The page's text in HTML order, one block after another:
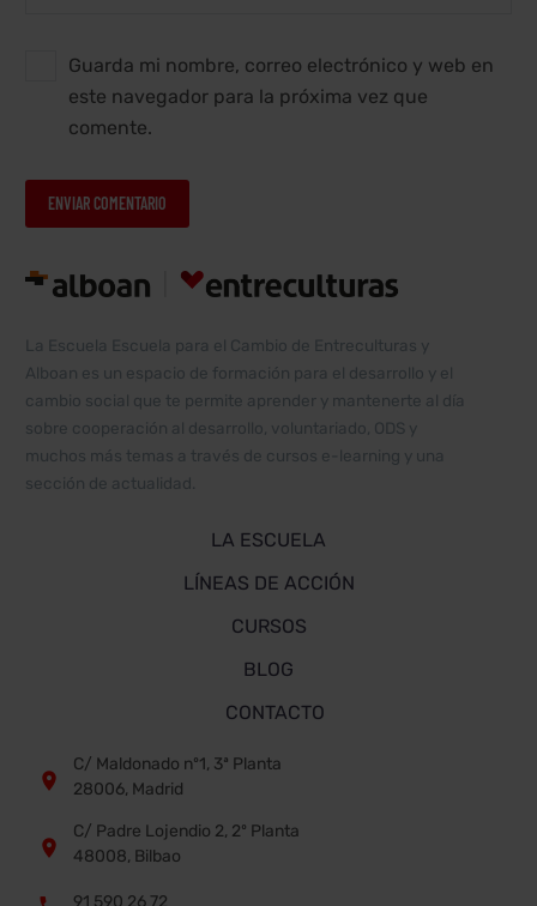
Guarda mi nombre, correo electrónico y web en
este navegador para la próxima vez que
comente.
ENVIAR COMENTARIO
La Escuela Escuela para el Cambio de Entreculturas y
Alboan es un espacio de formación para el desarrollo y el
cambio social que te permite aprender y mantenerte al día
sobre cooperación al desarrollo, voluntariado, ODS y
muchos más temas a través de cursos e-learning y una
sección de actualidad.
LA ESCUELA
LÍNEAS DE ACCIÓN
CURSOS
BLOG
CONTACTO


C/ Maldonado nº1, 3ª Planta
28006, Madrid


C/ Padre Lojendio 2, 2º Planta
48008, Bilbao
91 590 26 72